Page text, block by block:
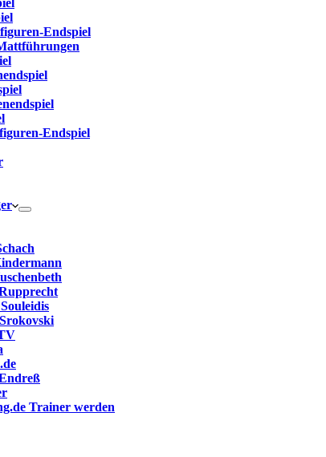
Endspiel
Endspiel
Trainer werden